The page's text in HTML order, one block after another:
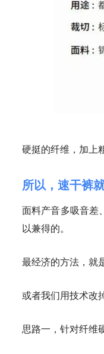
硬挺的纤维，加上
所以，速干裤
面料产音多吸音差
以兼得的。
最经济的方法，就
或者我们用技术改
思路一， 针对纤维